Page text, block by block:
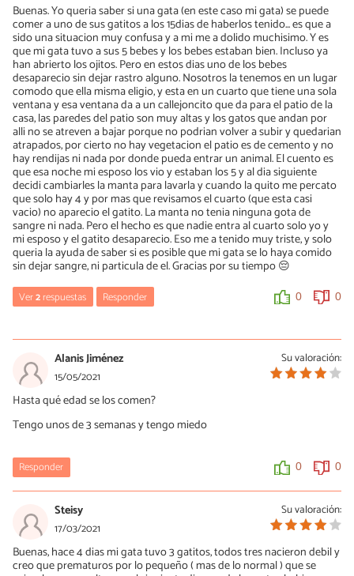
Buenas. Yo queria saber si una gata (en este caso mi gata) se puede
comer a uno de sus gatitos a los 15dias de haberlos tenido... es que a
sido una situacion muy confusa y a mi me a dolido muchisimo. Y es
que mi gata tuvo a sus 5 bebes y los bebes estaban bien. Incluso ya
han abrierto los ojitos. Pero en estos dias uno de los bebes
desaparecio sin dejar rastro alguno. Nosotros la tenemos en un lugar
comodo que ella misma eligio, y esta en un cuarto que tiene una sola
ventana y esa ventana da a un callejoncito que da para el patio de la
casa, las paredes del patio son muy altas y los gatos que andan por
alli no se atreven a bajar porque no podrian volver a subir y quedarian
atrapados, por cierto no hay vegetacion el patio es de cemento y no
hay rendijas ni nada por donde pueda entrar un animal. El cuento es
que esa noche mi esposo los vio y estaban los 5 y al dia siguiente
decidi cambiarles la manta para lavarla y cuando la quito me percato
que solo hay 4 y por mas que revisamos el cuarto (que esta casi
vacio) no aparecio el gatito. La manta no tenia ninguna gota de
sangre ni nada. Pero el hecho es que nadie entra al cuarto solo yo y
mi esposo y el gatito desaparecio. Eso me a tenido muy triste, y solo
queria la ayuda de saber si es posible que mi gata se lo haya comido
sin dejar sangre, ni particula de el. Gracias por su tiempo 😔
Ver2respuestas Responder 0 0
08/06/2022
Buenas noches ,mi gata tuvo 5 gatitos el 3 de mayo hoy fui a
verlos y falta también uno lo busqué por todas partes y no lo
encontré tengo la misma inquietud que tú 😞
20/01/2023
por lo regular los gatos machos cuando huelen la camada y
reconocen algún gato que no es de ellos se lo llevan y lo matan.
Lo he visto. Hay gatos que son muy fuertes, conozco uno que
brinca casi dos metros sobre una pared e igual se baja de ella y
queda tranquilo.
Su valoración:
Alanis Jiménez
15/05/2021
Hasta qué edad se los comen?
Tengo unos de 3 semanas y tengo miedo
Responder 0 0
Su valoración:
Steisy
17/03/2021
Buenas, hace 4 dias mi gata tuvo 3 gatitos, todos tres nacieron debil y
creo que prematuros por lo pequeño ( mas de lo normal ) que se